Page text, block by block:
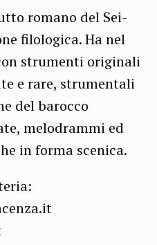
romano del Sei-
filologica. Ha nel
strumenti originali
e rare, strumentali
del barocco
melodrammi ed
in forma scenica.